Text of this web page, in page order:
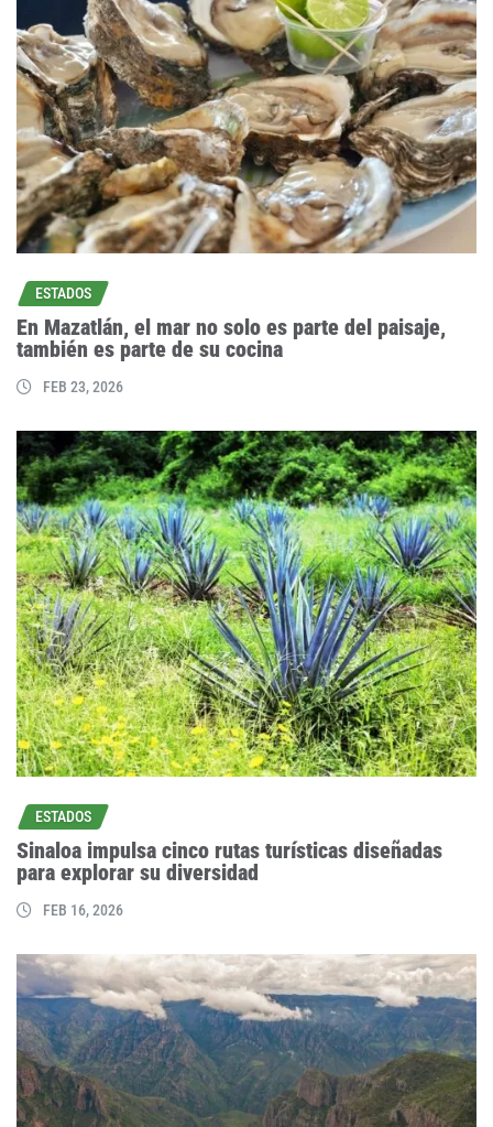
ESTADOS
En Mazatlán, el mar no solo es parte del paisaje,
también es parte de su cocina
FEB 23, 2026
ESTADOS
Sinaloa impulsa cinco rutas turísticas diseñadas
para explorar su diversidad
FEB 16, 2026